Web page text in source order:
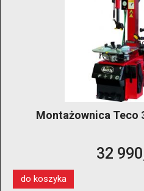
Montażownica Teco
32
do koszyka